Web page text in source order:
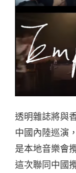
透明雜誌將與
中國內陸巡演
是本地音樂會
這次聯同中國